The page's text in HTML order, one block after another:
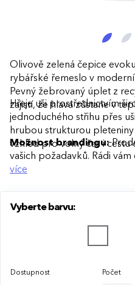
Olivově zelená čepice
rybářské řemeslo v
Pevný žebrovaný úplet z
zajistí, že hlava zůstane v
Hřeje uši prostřednictvím
jednoduchého střihu přes
hrubou strukturou
vzhled pro volný čas i cestu
Možnost brandingu:
vašich požadavků. Rádi
technologii potisku s
více
Vyberte barvu:
Dostupnost Počet